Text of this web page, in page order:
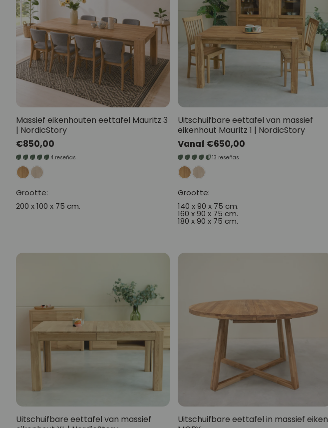
Massief eikenhouten eettafel Mauritz 3
| NordicStory
Normale
prijs
€850,00
4 reseñas
Grootte:
200 x 100 x 75 cm.
Uitschuifbare eettafel van massief
eikenhout Mauritz 1 | NordicStory
Normale
prijs
Vanaf €650,00
13 reseñas
Grootte:
140 x 90 x 75 cm.
160 x 90 x 75 cm.
180 x 90 x 75 cm.
Uitschuifbare eettafel van massief
Uitschuifbare eettafel in massief eiken